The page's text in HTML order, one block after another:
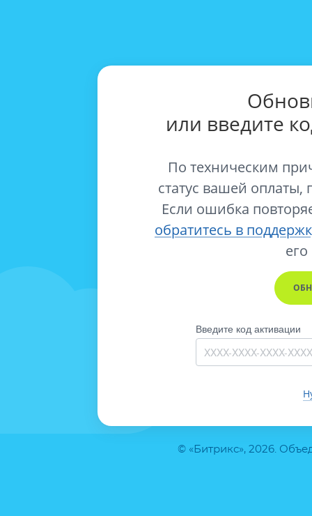
© «Битрикс», 2026.
или введите
По техническим
статус вашей оплаты,
Если ошибка
обратитесь в
его
Введите код активации